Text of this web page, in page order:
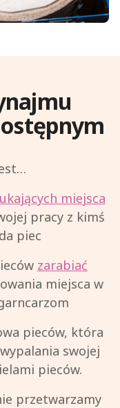
miejsca
pracy z kimś
piec
zarabiać
miejsca w
pieców, która
swojej
pieców.
przetwarzamy